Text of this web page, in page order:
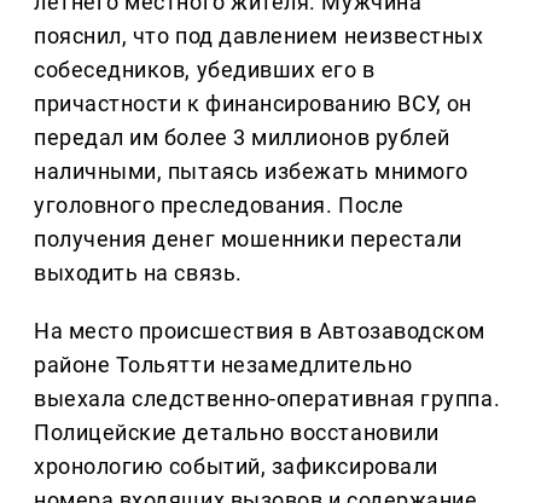
пояснил, что под давлением неизвестных
собеседников, убедивших его в
причастности к финансированию ВСУ, он
передал им более 3 миллионов рублей
наличными, пытаясь избежать мнимого
уголовного преследования. После
получения денег мошенники перестали
выходить на связь.
На место происшествия в Автозаводском
районе Тольятти незамедлительно
выехала следственно-оперативная группа.
Полицейские детально восстановили
хронологию событий, зафиксировали